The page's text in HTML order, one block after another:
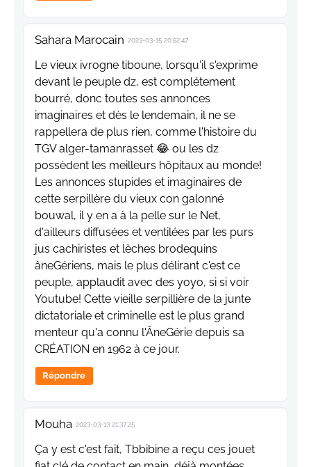
Sahara Marocain 2023-03-15 20:52:47
Le vieux ivrogne tiboune, lorsqu'il s'exprime
devant le peuple dz, est complétement
bourré, donc toutes ses annonces
imaginaires et dès le lendemain, il ne se
rappellera de plus rien, comme l'histoire du
TGV alger-tamanrasset 😂 ou les dz
possèdent les meilleurs hôpitaux au monde!
Les annonces stupides et imaginaires de
cette serpillère du vieux con galonné
bouwal, il y en a à la pelle sur le Net,
d'ailleurs diffusées et ventilées par les purs
jus cachiristes et lèches brodequins
âneGériens, mais le plus délirant c'est ce
peuple, applaudit avec des yoyo, si si voir
Youtube! Cette vieille serpillière de la junte
dictatoriale et criminelle est le plus grand
menteur qu'a connu l'ÂneGérie depuis sa
CRÉATION en 1962 à ce jour.
Répondre
Mouha 2023-03-13 21:37:25
Ça y est c'est fait, Tbbibine a reçu ces jouet